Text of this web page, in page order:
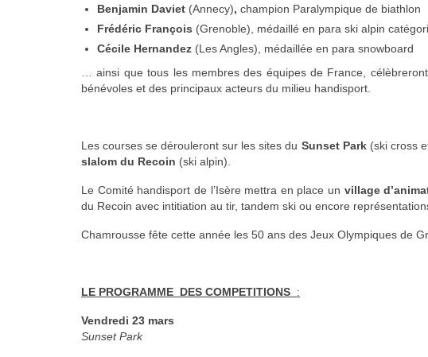
Benjamin Daviet (Annecy), champion Paralympique de biathlon
Frédéric François (Grenoble), médaillé en para ski alpin
Cécile Hernandez (Les Angles), médaillée en para snowboard
… ainsi que tous les membres des équipes de France,
bénévoles et des principaux acteurs du milieu handisport.
Les courses se dérouleront sur les sites du Sunset Park(ski cross
slalom du Recoin (ski alpin).
Le Comité handisport de l’Isère mettra en place un village
du Recoin avec intitiation au tir, tandem ski ou encore
Chamrousse fête cette année les 50 ans des Jeux Olympiques de
LE PROGRAMME DES COMPETITIONS :
Vendredi 23 mars
Sunset Park